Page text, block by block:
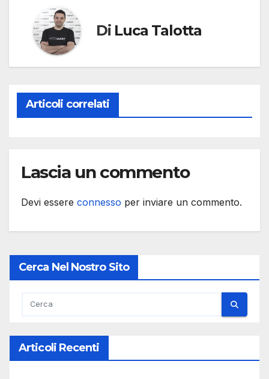
Di Luca Talotta
Articoli correlati
Lascia un commento
Devi essere connesso per inviare un commento.
Cerca Nel Nostro Sito
Articoli Recenti